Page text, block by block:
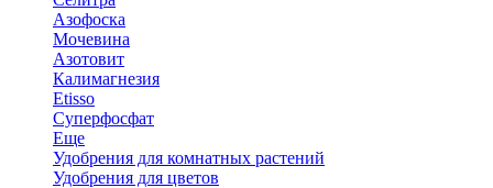
Азофоска
Мочевина
Азотовит
Калимагнезия
Etisso
Суперфосфат
Еще
Удобрения для комнатных растений
Удобрения для цветов